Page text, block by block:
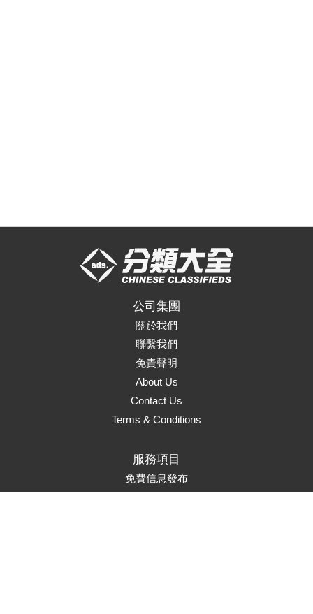
公司集團
關於我們
聯繫我們
免責聲明
About Us
Contact Us
Terms & Conditions
服務項目
免費信息發布